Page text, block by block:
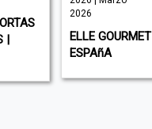
2026
ELLE GOURMET
ESPAñA